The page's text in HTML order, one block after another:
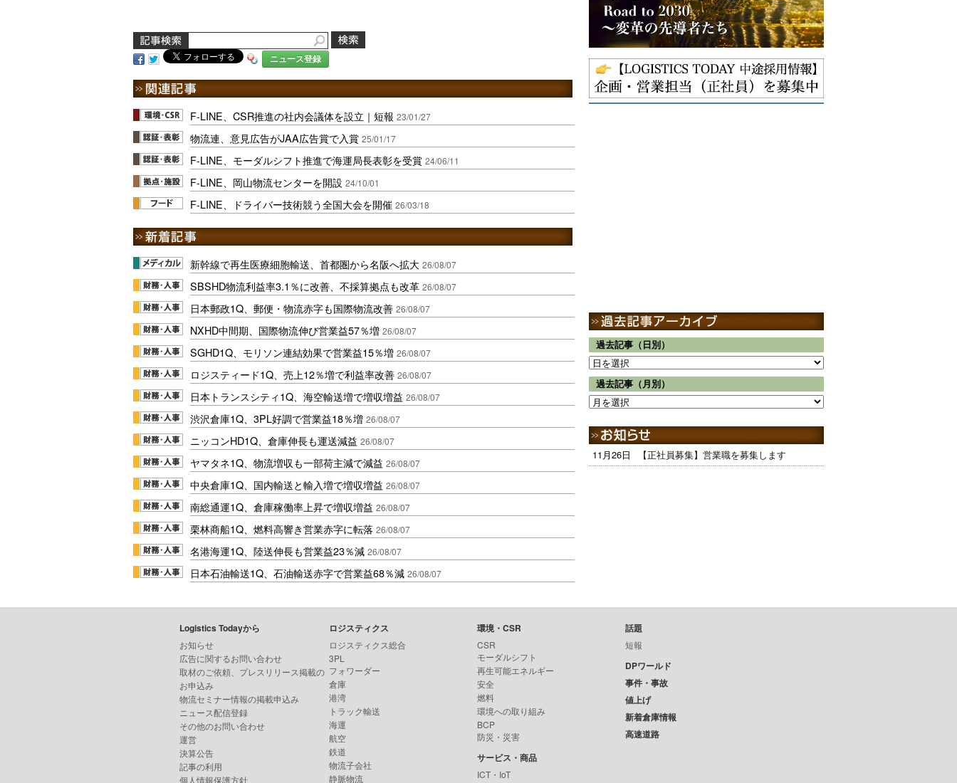
ニュース登録
F-LINE、CSR推進の社内会議体を設立｜短報 23/01/27
物流連、意見広告がJAA広告賞で入賞 25/01/17
F-LINE、モーダルシフト推進で海運局長表彰を受賞 24/06/11
F-LINE、岡山物流センターを開設 24/10/01
F-LINE、ドライバー技術競う全国大会を開催 26/03/18
新幹線で再生医療細胞輸送、首都圏から名阪へ拡大 26/08/07
SBSHD物流利益率3.1％に改善、不採算拠点も改革 26/08/07
日本郵政1Q、郵便・物流赤字も国際物流改善 26/08/07
NXHD中間期、国際物流伸び営業益57％増 26/08/07
SGHD1Q、モリソン連結効果で営業益15％増 26/08/07
ロジスティード1Q、売上12％増で利益率改善 26/08/07
日本トランスシティ1Q、海空輸送増で増収増益 26/08/07
渋沢倉庫1Q、3PL好調で営業益18％増 26/08/07
ニッコンHD1Q、倉庫伸長も運送減益 26/08/07
ヤマタネ1Q、物流増収も一部荷主減で減益 26/08/07
中央倉庫1Q、国内輸送と輸入増で増収増益 26/08/07
南総通運1Q、倉庫稼働率上昇で増収増益 26/08/07
栗林商船1Q、燃料高響き営業赤字に転落 26/08/07
名港海運1Q、陸送伸長も営業益23％減 26/08/07
日本石油輸送1Q、石油輸送赤字で営業益68％減 26/08/07
過去記事（日別）
過去記事（月別）
11月26日 【正社員募集】営業職を募集します
Logistics Todayから
お知らせ
広告に関するお問い合わせ
取材のご依頼、プレスリリース掲載の
お申込み
物流セミナー情報の掲載申込み
ニュース配信登録
その他のお問い合わせ
運営
決算公告
記事の利用
個人情報保護方針
ロジスティクス
ロジスティクス総合
3PL
フォワーダー
倉庫
港湾
トラック輸送
海運
航空
鉄道
物流子会社
静脈物流
環境・CSR
CSR
モーダルシフト
再生可能エネルギー
安全
燃料
環境への取り組み
BCP
防災・災害
サービス・商品
ICT・IoT
話題
短報
DPワールド
事件・事故
値上げ
新着倉庫情報
高速道路